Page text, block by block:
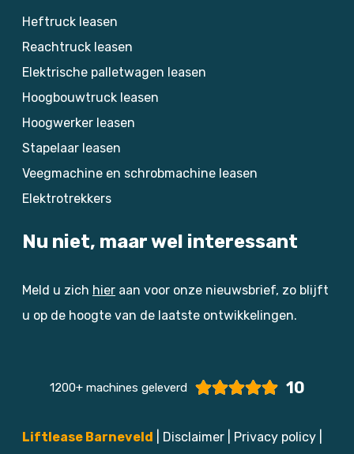
Heftruck leasen
Reachtruck leasen
Elektrische palletwagen leasen
Hoogbouwtruck leasen
Hoogwerker leasen
Stapelaar leasen
Veegmachine en schrobmachine leasen
Elektrotrekkers
Nu niet, maar wel interessant
Meld u zich hier aan voor onze nieuwsbrief, zo blijft
u op de hoogte van de laatste ontwikkelingen.
1200+ machines geleverd 10
Liftlease Barneveld Disclaimer Privacy policy